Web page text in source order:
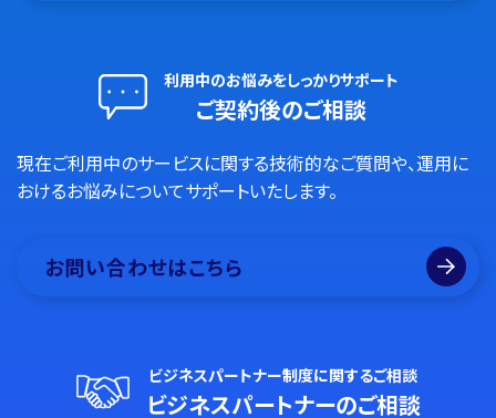
利用中のお悩みをしっかりサポート
ご契約後のご相談
現在ご利用中のサービスに関する技術的なご質問や、運用に
おけるお悩みについてサポートいたします。
お問い合わせはこちら
ビジネスパートナー制度に関するご相談
ビジネスパートナーのご相談